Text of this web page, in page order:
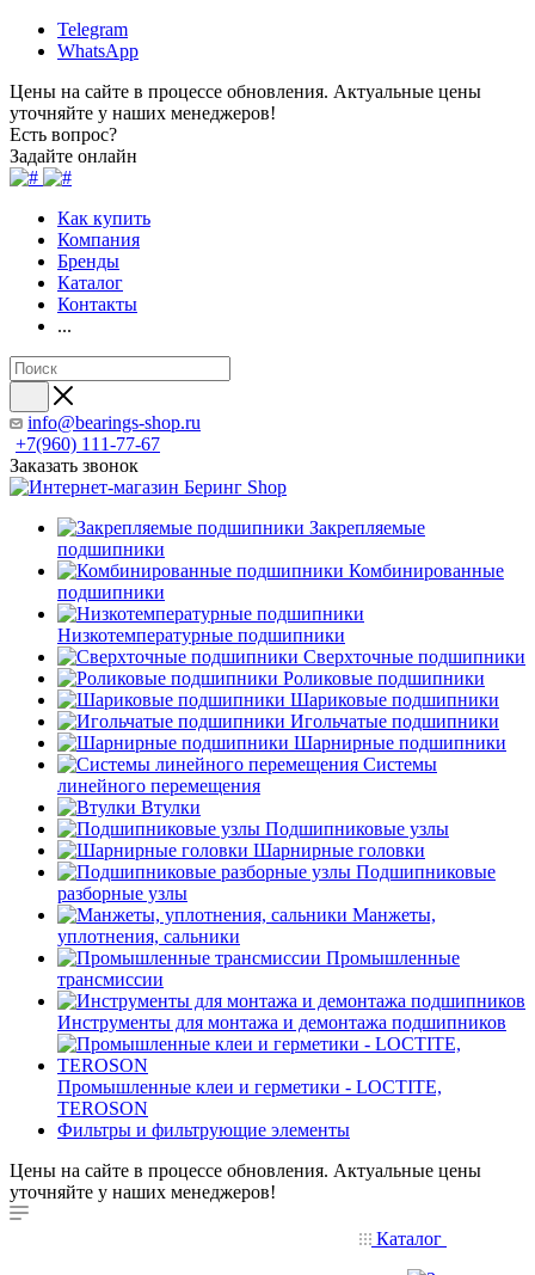
Telegram
WhatsApp
Цены на сайте в процессе обновления. Актуальные цены
уточняйте у наших менеджеров!
Есть вопрос?
Задайте онлайн
Как купить
Компания
Бренды
Каталог
Контакты
...
info@bearings-shop.ru
+7(960) 111-77-67
Заказать звонок
Закрепляемые
подшипники
Комбинированные
подшипники
Низкотемпературные подшипники
Сверхточные подшипники
Роликовые подшипники
Шариковые подшипники
Игольчатые подшипники
Шарнирные подшипники
Системы
линейного перемещения
Втулки
Подшипниковые узлы
Шарнирные головки
Подшипниковые
разборные узлы
Манжеты,
уплотнения, сальники
Промышленные
трансмиссии
Инструменты для монтажа и демонтажа подшипников
Промышленные клеи и герметики - LOCTITE,
TEROSON
Фильтры и фильтрующие элементы
Цены на сайте в процессе обновления. Актуальные цены
уточняйте у наших менеджеров!
Каталог